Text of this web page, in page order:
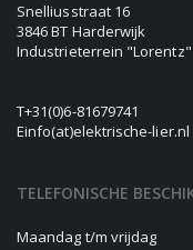
Snelliusstraat 16
3846 BT Harderwijk
Industrieterrein "Lorentz"
T+31(0)6-81679741
Einfo(at)elektrische-lier.nl
TELEFONISCHE
Maandag t/m vrijdag